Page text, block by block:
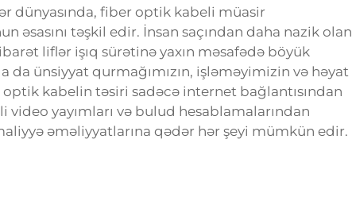
dünyasında, fiber optik kabeli müasir
təşkil edir. İnsan saçından daha nazik olan
liflər işıq sürətinə yaxın məsafədə böyük
ünsiyyat qurmağımızın, işləməyimizin və həyat
kabelin təsiri sadəcə internet bağlantısından
yayımları və bulud hesablamalarından
əməliyyatlarına qədər hər şeyi mümkün edir.